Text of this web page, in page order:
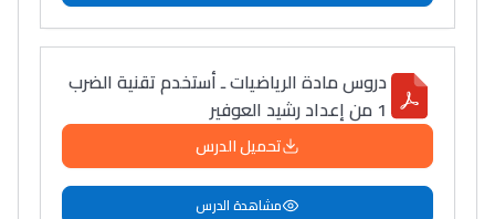
دروس مادة الرياضيات ـ أستخدم تقنية الضرب
1 من إعداد رشيد العوفير
تحميل الدرس
مشاهدة الدرس